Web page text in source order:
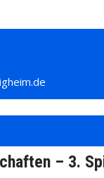
– 3.